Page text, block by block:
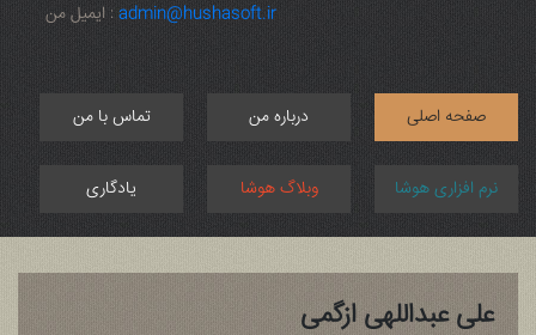
admin@hushasoft.ir : ایمیل من
صفحه اصلی درباره من تماس با من
نرم افزاری هوشا وبلاگ هوشا یادگاری
علی عبداللهی ازگمی